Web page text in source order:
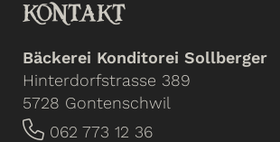
KONTAKT
Bäckerei Konditorei Sollberger
Hinterdorfstrasse 389
5728 Gontenschwil
062 773 12 36